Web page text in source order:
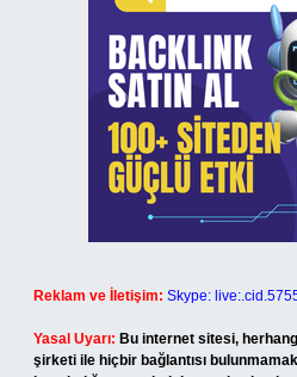
Reklam ve İletişim: Skype:
Yasal Uyarı: Bu internet sitesi,
şirketi ile hiçbir bağlantısı